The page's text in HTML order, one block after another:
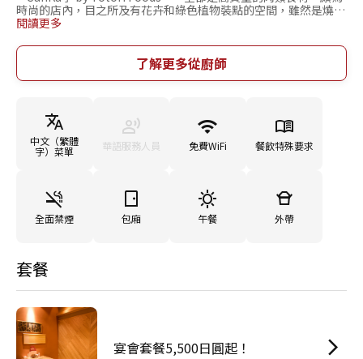
時尚的店內，目之所及有花卉和綠色植物裝點的空間，雖然是燒肉
店但擁有清爽的氛圍。在這樣的氛圍裡吃燒肉，不放過肉最美味的
燒肉”、數量限定的“鹽味上白舌”等。用本店傳統面條制作的勁
道“盛岡冷面”同樣不能錯過。店裡有包廂，從約會到家庭聚餐、
多人數宴會等，無論是哪種場合需求，都推薦來這裡在寬敞舒適的
閱讀更多
了解更多從廚師
中文（繁體
字）菜單 華語服務人員 免費WiFi 餐飲特殊要求
全面禁煙 包廂 午餐 外帶
套餐
宴會套餐5,500日圓起！